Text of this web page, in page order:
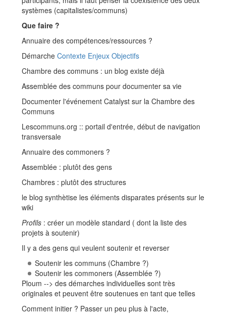
systèmes (capitalistes/communs)
Que faire ?
Annuaire des compétences/ressources ?
Démarche Contexte Enjeux Objectifs
Chambre des communs : un blog existe déjà
Assemblée des communs pour documenter sa vie
Documenter l'événement Catalyst sur la Chambre des
Communs
Lescommuns.org :: portail d'entrée, début de navigation
transversale
Annuaire des commoners ?
Assemblée : plutôt des gens
Chambres : plutôt des structures
le blog synthètise les éléments disparates présents sur le
wiki
Profils : créer un modèle standard ( dont la liste des
projets à soutenir)
Il y a des gens qui veulent soutenir et reverser
Soutenir les communs (Chambre ?)
Soutenir les commoners (Assemblée ?)
Ploum --> des démarches individuelles sont très
originales et peuvent être soutenues en tant que telles
Comment initier ? Passer un peu plus à l'acte,